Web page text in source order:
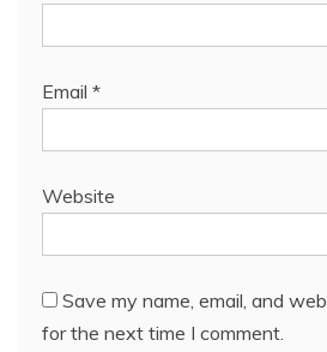
Email *
Website
Save my name, email, and
for the next time I comment.